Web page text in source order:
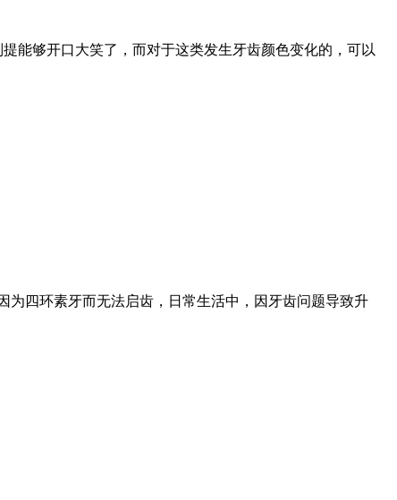
能够开口大笑了，而对于这类发生牙齿颜色变化的，可以
四环素牙而无法启齿，日常生活中，因牙齿问题导致升